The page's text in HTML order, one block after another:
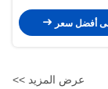
أفضل سعر
عرض المزيد >>